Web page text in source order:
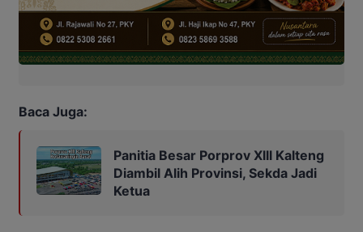
Baca Juga:
Panitia Besar Porprov Xlll Kalteng
Diambil Alih Provinsi, Sekda Jadi
Ketua